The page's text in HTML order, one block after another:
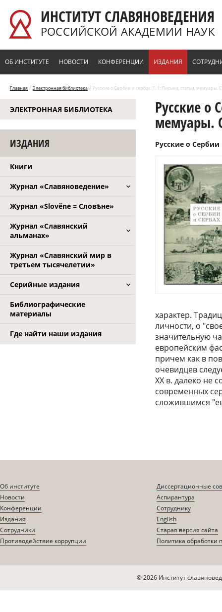
ИНСТИТУТ СЛАВЯНОВЕДЕНИЯ
РОССИЙСКОЙ АКАДЕМИИ НАУК
ОБ ИНСТИТУТЕ НОВОСТИ КОНФЕРЕНЦИИ ИЗДАНИЯ
Главная / Электронная библиотека / Русские о Сербии и сербах. Т. 1: Письма, статьи, мемуары.
ЭЛЕКТРОННАЯ БИБЛИОТЕКА
ИЗДАНИЯ
Книги
Журнал «Славяноведение»
Журнал «Slověne = Словѣне»
Журнал «Славянский
альманах»
Журнал «Славянский мир в
третьем тысячелетии»
Серийные издания
Библиографические
материалы
Где найти наши издания
Русские о
мемуары.
Русские о
характер.
личности, о
значительную
европейским
причем как в
очевидцев
XX в. далеко не
современных
сложившимся
Об институте
Новости
Конференции
Издания
Сотрудники
Противодействие коррупции
Диссертационные
Аспирантура
Сотруднику
English
Старая версия сайта
Политика обработки
© 2026 Институт